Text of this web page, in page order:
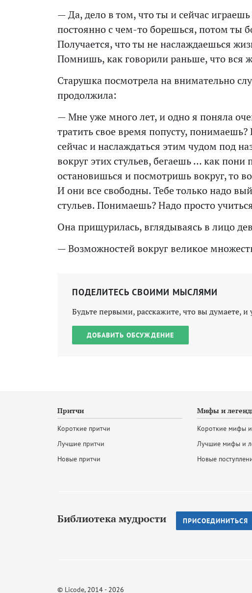
— Да, дело в том, что ты и сейчас
постоянно с чем-то борешься, потом ты
Получается, что ты не наслаждаешься
Помнишь, как говорили раньше, что вся
Старушка посмотрела на внимательно
продолжила:
— Мне уже много лет, и одно я поняла
тратить свое время попусту,
сейчас и наслаждаться этим чудом под
вокруг этих стульев, бегаешь … как
остановишься и посмотришь вокруг, то
И они все свободны. Тебе только надо
стульев. Понимаешь? Надо просто
Она прищурилась, вглядываясь в лицо
— Возможностей вокруг великое
ПОДЕЛИТЕСЬ СВОИМИ МЫСЛЯМИ
Будьте первыми, расскажите, что вы думаете, и
ДОБАВИТЬ ОБСУЖДЕНИЕ
Притчи
Короткие притчи
Лучшие притчи
Новые притчи
Мифы и
Короткие мифы
Лучшие мифы и
Новые
Библиотека мудрости ПРИСОЕДИНИТЬСЯ
© Licode, 2014 - 2026